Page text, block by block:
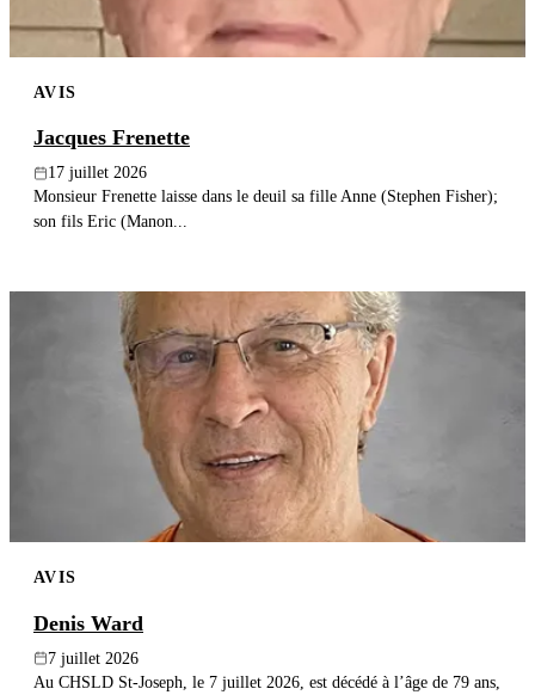
AVIS
Jacques Frenette
17 juillet 2026
Monsieur Frenette laisse dans le deuil sa fille Anne (Stephen Fisher);
son fils Eric (Manon...
AVIS
Denis Ward
7 juillet 2026
Au CHSLD St-Joseph, le 7 juillet 2026, est décédé à l’âge de 79 ans,